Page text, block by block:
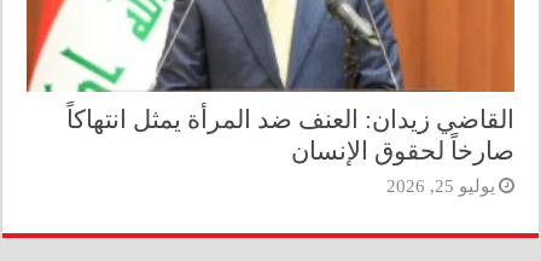
القاضي زيدان: العنف ضد المرأة يمثل انتهاكاً
صارخاً لحقوق الإنسان
يوليو 25, 2026